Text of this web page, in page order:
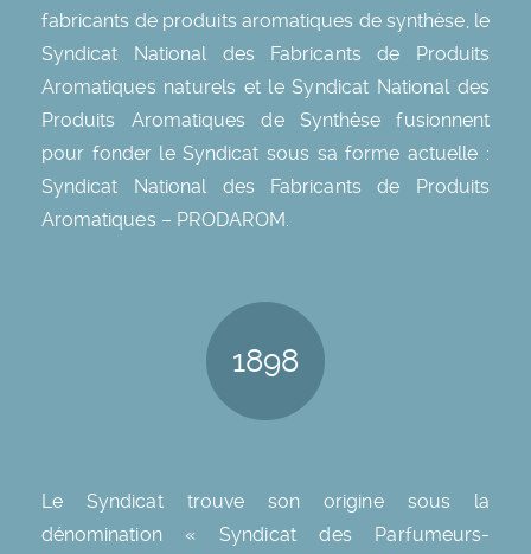
fabricants de produits aromatiques de synthèse, le
Syndicat National des Fabricants de Produits
Aromatiques naturels et le Syndicat National des
Produits Aromatiques de Synthèse fusionnent
pour fonder le Syndicat sous sa forme actuelle :
Syndicat National des Fabricants de Produits
Aromatiques – PRODAROM.
1898
Le Syndicat trouve son origine sous la
dénomination « Syndicat des Parfumeurs-